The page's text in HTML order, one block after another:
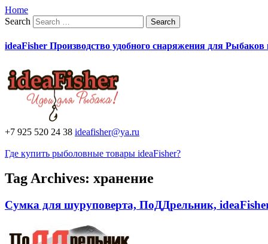
Home
Search
ideaFisher Производство удобного снаряжения для
+7 925 520 24 38 ideafisher@ya.ru
Где купить рыболовные товары ideaFisher?
Tag Archives: хранение
Сумка для шуруповерта, ПоДДрельник,